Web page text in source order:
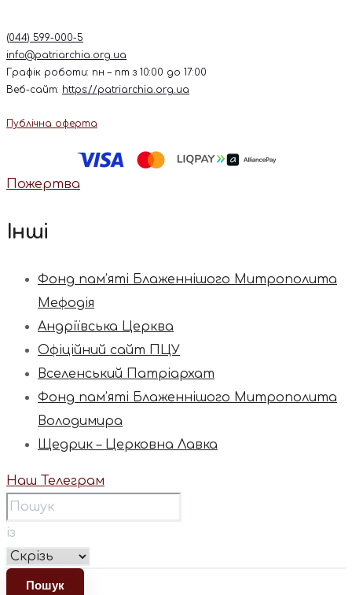
(044) 599-000-5
info@patriarchia.org.ua
Графік роботи: пн – пт з 10:00 до 17:00
Веб-сайт: https://patriarchia.org.ua
Публічна оферта
Пожертва
Інші
Фонд пам’яті Блаженнішого Митрополита
Мефодія
Андріївська Церква
Офіційний сайт ПЦУ
Вселенський Патріархат
Фонд пам’яті Блаженнішого Митрополита
Володимира
Щедрик – Церковна Лавка
Наш Телеграм
із